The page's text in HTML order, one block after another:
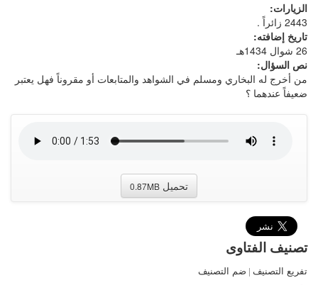
الزيارات:
2443 زائراً .
تاريخ إضافته:
26 شوال 1434هـ
نص السؤال:
من أخرج له البخاري ومسلم في الشواهد والمتابعات أو مقروناً فهل يعتبر
ضعيفاً عندهما ؟
تحميل 0.87MB
تصنيف الفتاوى
تفريع التصنيف | ضم التصنيف